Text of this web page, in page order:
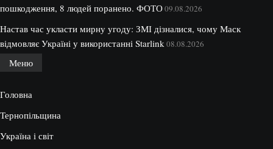
пошкодження, 8 людей поранено. ФОТО09.08.2026
Настав час укласти мирну угоду: ЗМІ дізналися, чому Маск
відмовляє Україні у використанні Starlink 08.08.2026
Меню
Головна
Тернопільщина
Україна і світ